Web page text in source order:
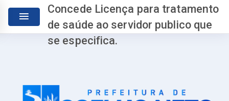
Concede Licença para tratamento
de saúde ao servidor publico que
se especifica.